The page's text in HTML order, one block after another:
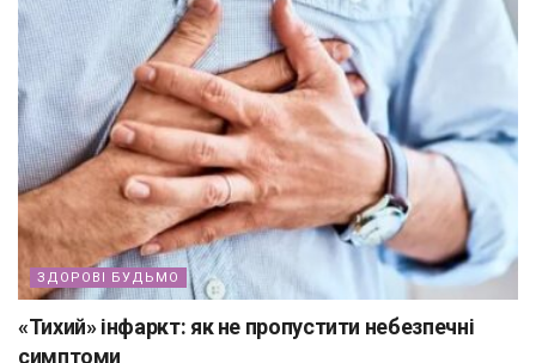
ЗДОРОВІ БУДЬМО
«Тихий» інфаркт: як не пропустити небезпечні
симптоми